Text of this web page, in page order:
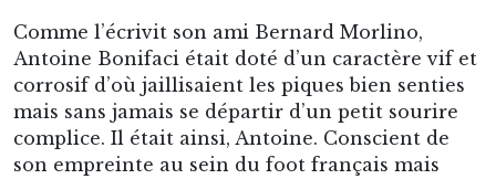
Comme l’écrivit son ami Bernard Morlino,
Antoine Bonifaci était doté d’un caractère vif et
corrosif d’où jaillisaient les piques bien senties
mais sans jamais se départir d’un petit sourire
complice. Il était ainsi, Antoine. Conscient de
son empreinte au sein du foot français mais